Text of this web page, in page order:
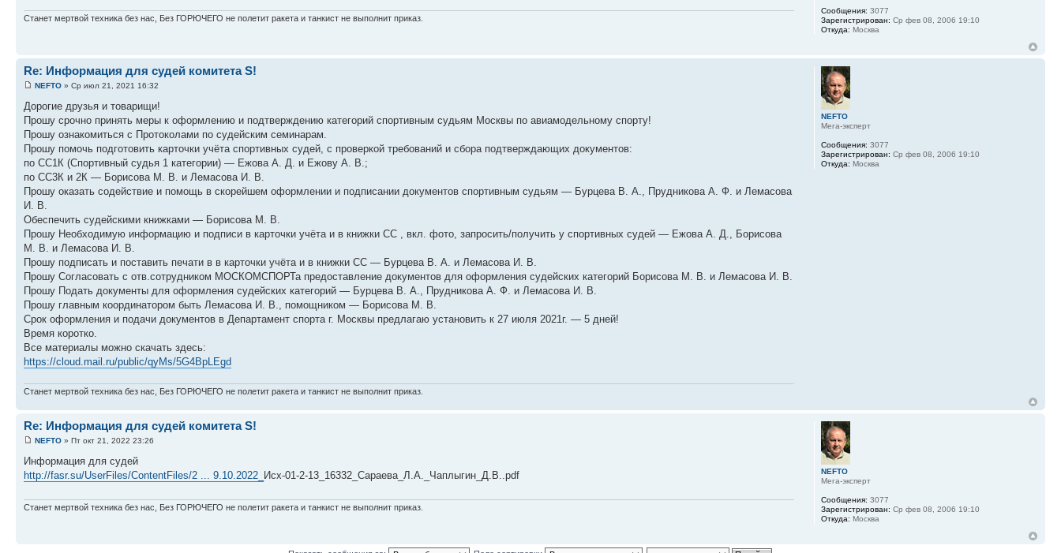
Станет мертвой техника без нас, Без ГОРЮЧЕГО не полетит ракета и танкист не выполнит приказ.
Сообщения: 3077
Зарегистрирован: Ср фев 08, 2006 19:10
Откуда: Москва
Re: Информация для судей комитета S!
NEFTO » Ср июл 21, 2021 16:32
Дорогие друзья и товарищи!
Прошу срочно принять меры к оформлению и подтверждению категорий спортивным судьям Москвы по авиамодельному спорту!
Прошу ознакомиться с Протоколами по судейским семинарам.
Прошу помочь подготовить карточки учёта спортивных судей, с проверкой требований и сбора подтверждающих документов:
по СС1К (Спортивный судья 1 категории) — Ежова А. Д. и Ежову А. В.;
по СС3К и 2К — Борисова М. В. и Лемасова И. В.
Прошу оказать содействие и помощь в скорейшем оформлении и подписании документов спортивным судьям — Бурцева В. А., Прудникова А. Ф. и Лемасова
И. В.
Обеспечить судейскими книжками — Борисова М. В.
Прошу Необходимую информацию и подписи в карточки учёта и в книжки СС , вкл. фото, запросить/получить у спортивных судей — Ежова А. Д., Борисова
М. В. и Лемасова И. В.
Прошу подписать и поставить печати в в карточки учёта и в книжки СС — Бурцева В. А. и Лемасова И. В.
Прошу Согласовать с отв.сотрудником МОСКОМСПОРТа предоставление документов для оформления судейских категорий Борисова М. В. и Лемасова И. В.
Прошу Подать документы для оформления судейских категорий — Бурцева В. А., Прудникова А. Ф. и Лемасова И. В.
Прошу главным координатором быть Лемасова И. В., помощником — Борисова М. В.
Срок оформления и подачи документов в Департамент спорта г. Москвы предлагаю установить к 27 июля 2021г. — 5 дней!
Время коротко.
Все материалы можно скачать здесь:
https://cloud.mail.ru/public/qyMs/5G4BpLEgd
Станет мертвой техника без нас, Без ГОРЮЧЕГО не полетит ракета и танкист не выполнит приказ.
NEFTO
Мега-эксперт
Сообщения: 3077
Зарегистрирован: Ср фев 08, 2006 19:10
Откуда: Москва
Re: Информация для судей комитета S!
NEFTO » Пт окт 21, 2022 23:26
Информация для судей
http://fasr.su/UserFiles/ContentFiles/2 ... 9.10.2022_ Исх-01-2-13_16332_Сараева_Л.А._Чаплыгин_Д.В..pdf
Станет мертвой техника без нас, Без ГОРЮЧЕГО не полетит ракета и танкист не выполнит приказ.
NEFTO
Мега-эксперт
Сообщения: 3077
Зарегистрирован: Ср фев 08, 2006 19:10
Откуда: Москва